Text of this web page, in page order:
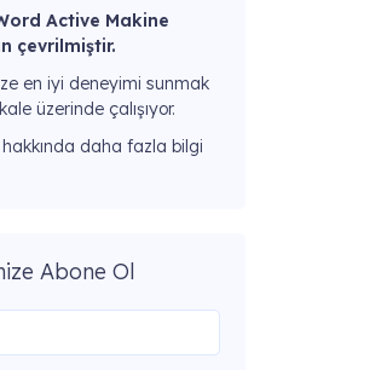
Active Makine
çevrilmiştir.
en iyi deneyimi sunmak
üzerinde çalışıyor.
hakkında daha fazla bilgi
Abone Ol